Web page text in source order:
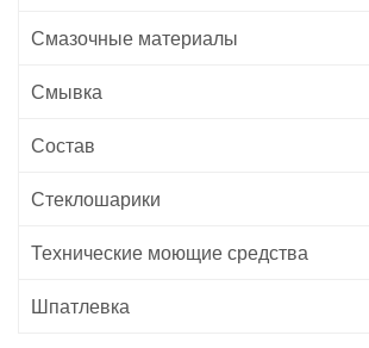
Смазочные материалы
Смывка
Состав
Стеклошарики
Технические моющие средства
Шпатлевка